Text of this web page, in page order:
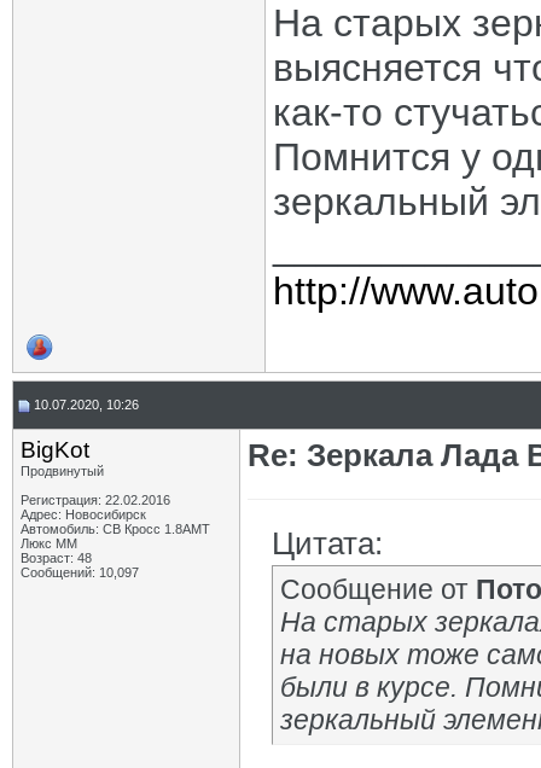
На старых
выясняется
как-то
Помнится у
зеркальный
http://
10.07.2020, 10:26
BigKot
Продвинутый
Регистрация: 22.02.2016
Адрес: Новосибирск
Автомобиль: СВ Кросс 1.8АМТ
Люкс ММ
Возраст: 48
Сообщений: 10,097
Re: Зеркала Лада
Цитата:
Сообщение от
На старых
на новых тоже
были в курсе.
зеркальный